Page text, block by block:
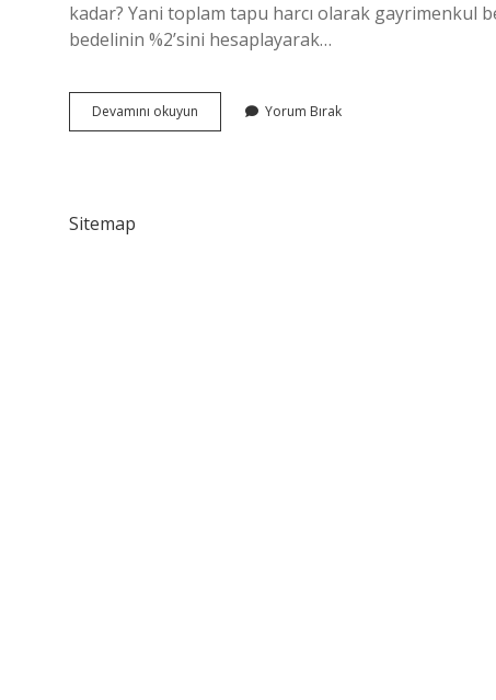
kadar? Yani toplam tapu harcı olarak gayrimenkul
bedelinin %2’sini hesaplayarak…
Devamını okuyun
Tapu
Yorum Bırak
Sitemap